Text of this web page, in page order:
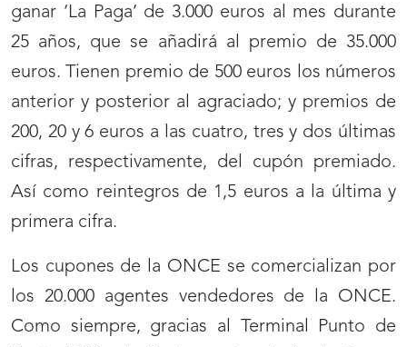
ganar ‘La Paga’ de 3.000 euros al mes durante
25 años, que se añadirá al premio de 35.000
euros. Tienen premio de 500 euros los números
anterior y posterior al agraciado; y premios de
200, 20 y 6 euros a las cuatro, tres y dos últimas
cifras, respectivamente, del cupón premiado.
Así como reintegros de 1,5 euros a la última y
primera cifra.
Los cupones de la ONCE se comercializan por
los 20.000 agentes vendedores de la ONCE.
Como siempre, gracias al Terminal Punto de